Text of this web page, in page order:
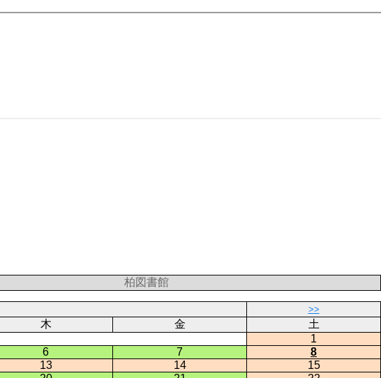
柏図書館
>>
木 金
土
1
6 7
8
13 14
15